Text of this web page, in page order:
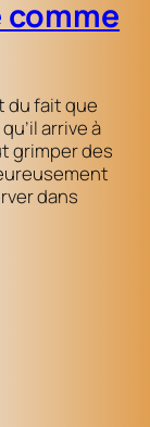
du fait que
arrive à
grimper des
dans